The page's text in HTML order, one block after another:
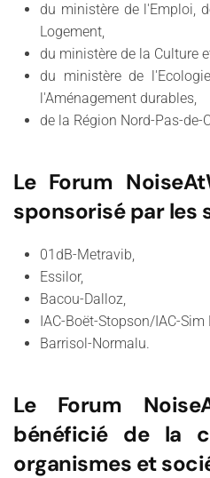
du ministère de l'Emploi,
Logement,
du ministère de la Culture
du ministère de
l'Aménagement durables,
de la Région Nord-Pas-de-
Le Forum
sponsorisé par les
01dB-Metravib,
Essilor,
Bacou-Dalloz,
IAC-Boët-Stopson/IAC-Sim
Barrisol-Normalu.
Le Forum
bénéficié de la
organismes et